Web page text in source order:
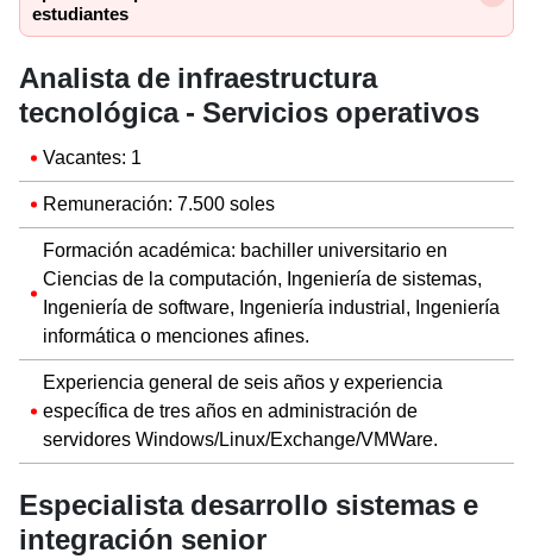
estudiantes
Analista de infraestructura
tecnológica - Servicios operativos
Vacantes: 1
Remuneración: 7.500 soles
Formación académica: bachiller universitario en
Ciencias de la computación, Ingeniería de sistemas,
Ingeniería de software, Ingeniería industrial, Ingeniería
informática o menciones afines.
Experiencia general de seis años y experiencia
específica de tres años en administración de
servidores Windows/Linux/Exchange/VMWare.
Especialista desarrollo sistemas e
integración senior